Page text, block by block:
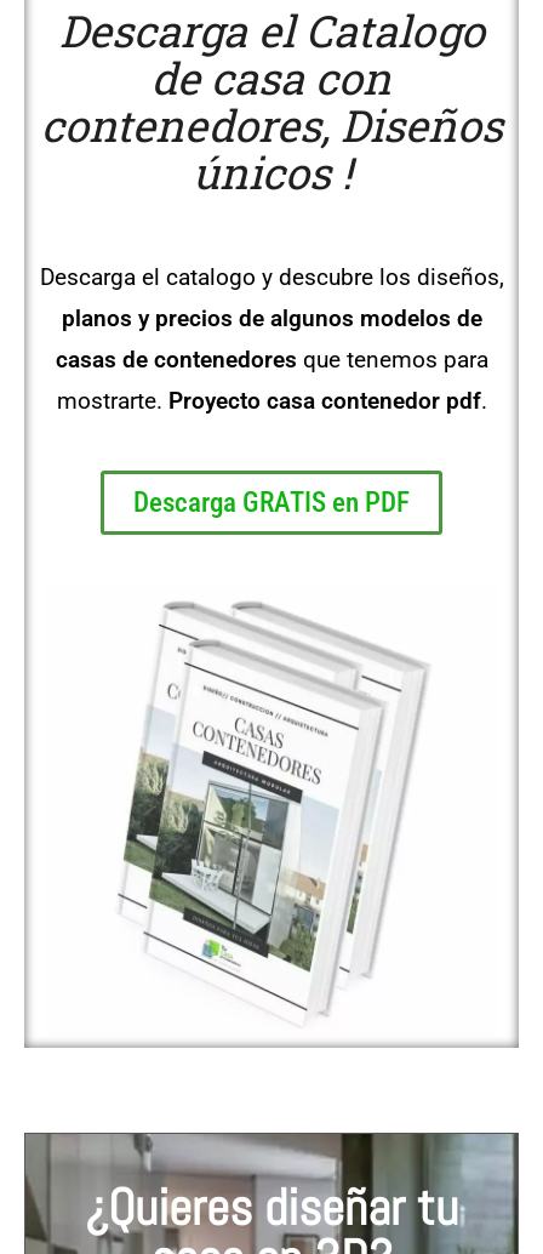
Descarga el Catalogo
de casa con
contenedores, Diseños
únicos !
Descarga el catalogo y descubre los diseños,
planos y precios de algunos modelos de
casas de contenedores que tenemos para
mostrarte. Proyecto casa contenedor pdf.
Descarga GRATIS en PDF
¿Quieres diseñar tu